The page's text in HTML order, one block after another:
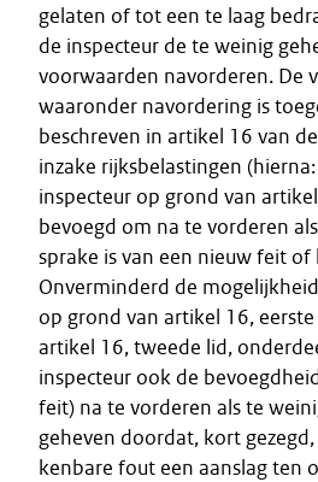
gelaten of tot een te laag
de inspecteur de te weinig
voorwaarden navorderen. De
waaronder navordering is
beschreven in artikel 16 van
inzake rijksbelastingen (hierna:
inspecteur op grond van
bevoegd om na te vorderen
sprake is van een nieuw feit
Onverminderd de
op grond van artikel 16, eerste
artikel 16, tweede lid,
inspecteur ook de
feit) na te vorderen als te
geheven doordat, kort
kenbare fout een aanslag ten